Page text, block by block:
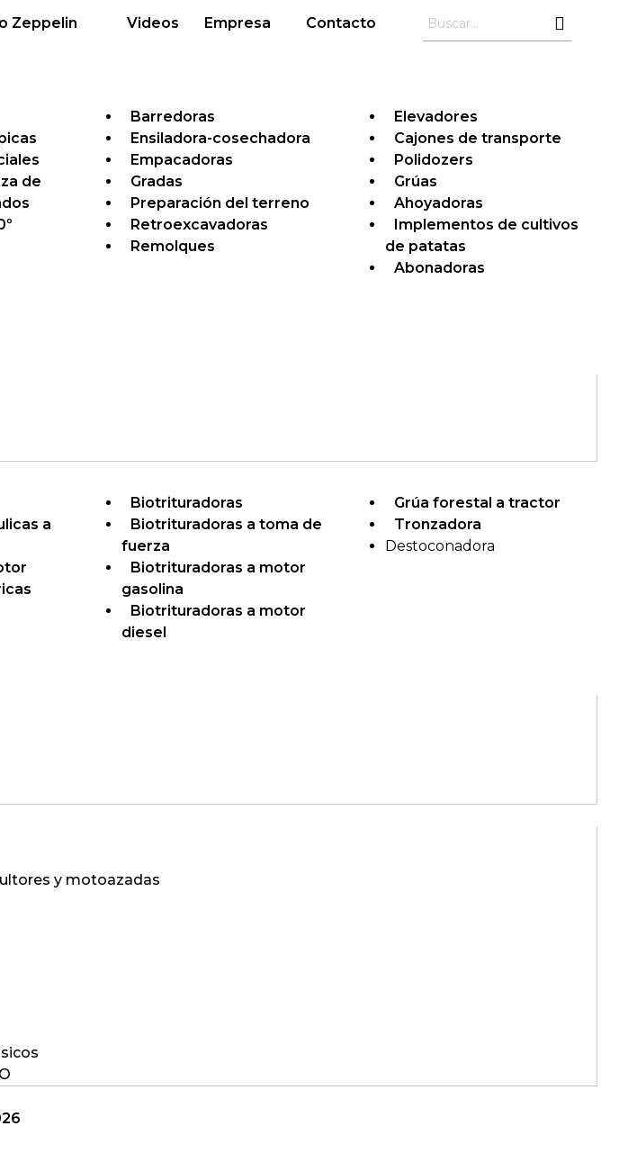
Zeppelin Videos Empresa Contacto
de
Barredoras
Ensiladora-cosechadora
Empacadoras
Gradas
Preparación del terreno
Retroexcavadoras
Remolques
Elevadores
Cajones de transporte
Polidozers
Grúas
Ahoyadoras
Implementos de cultivos
de patatas
Abonadoras
a
Biotrituradoras
Biotrituradoras a toma de
fuerza
Biotrituradoras a motor
gasolina
Biotrituradoras a motor
diesel
Grúa forestal a tractor
Tronzadora
Destoconadora
y motoazadas